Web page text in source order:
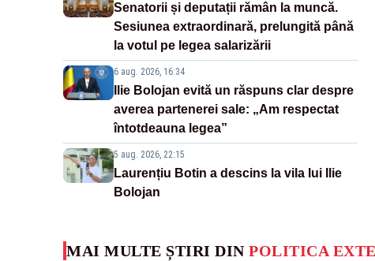
Senatorii și deputații rămân la muncă.
Sesiunea extraordinară, prelungită până
la votul pe legea salarizării
6 aug. 2026, 16:34
Ilie Bolojan evită un răspuns clar despre
averea partenerei sale: „Am respectat
întotdeauna legea”
5 aug. 2026, 22:15
Laurențiu Botin a descins la vila lui Ilie
Bolojan
MAI MULTE ȘTIRI DIN POLITICA